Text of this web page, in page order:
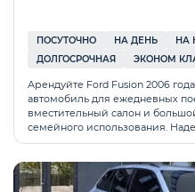
ПОСУТОЧНО НА ДЕНЬ НА
ДОЛГОСРОЧНАЯ
ЭКОНОМ
Арендуйте Ford Fusion 2006
автомобиль для ежедневных
вместительный салон и
семейного использования.